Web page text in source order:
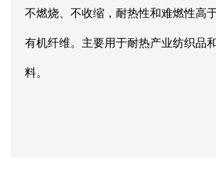
不燃烧、不收缩，耐热性和难燃性高
有机纤维。主要用于耐热产业纺织品
料。